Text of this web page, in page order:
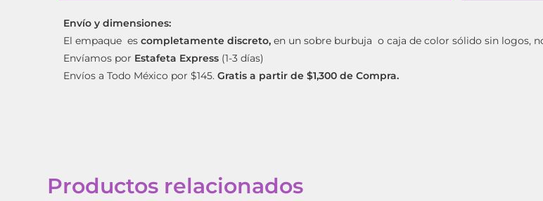
Envío y dimensiones:
El empaque escompletamente discreto,en un sobre burbuja o caja de color sólido sin logos,
Envíamos por Estafeta Express (1-3 días)
Envíos a Todo México por $145.Gratis a partir de $1,300 de Compra.
Productos relacionados